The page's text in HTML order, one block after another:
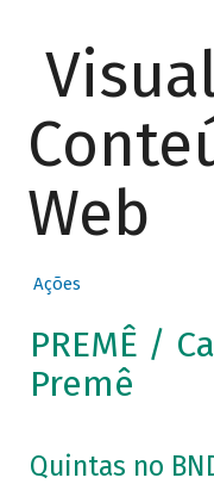
Web
Ações
PREMÊ /
Premê
Quintas no